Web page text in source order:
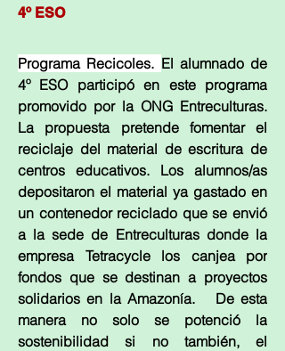
4º ESO
Programa Recicoles. El alumnado de
4º ESO participó en este programa
promovido por la ONG Entreculturas.
La propuesta pretende fomentar el
reciclaje del material de escritura de
centros educativos. Los alumnos/as
depositaron el material ya gastado en
un contenedor reciclado que se envió
a la sede de Entreculturas donde la
empresa Tetracycle los canjea por
fondos que se destinan a proyectos
solidarios en la Amazonía.   De esta
manera no solo se potenció la
sostenibilidad si no también, el